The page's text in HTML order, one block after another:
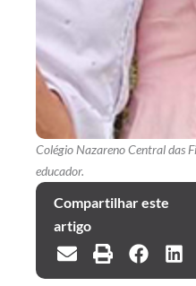
Colégio Nazareno Central das
educador.
Compartilhar este
artigo